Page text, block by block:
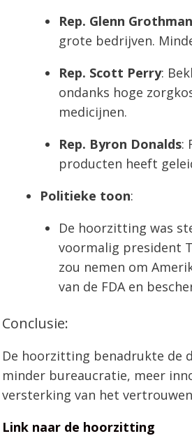
Rep. Glenn Grothman
grote bedrijven.
Rep. Scott Perry:
ondanks hoge
medicijnen.
Rep. Byron Donalds:
producten heeft
Politieke toon:
De hoorzitting was
voormalig president
zou nemen om
van de FDA en
Conclusie:
De hoorzitting benadrukte de
minder bureaucratie, meer
versterking van het
Link naar de hoorzitting